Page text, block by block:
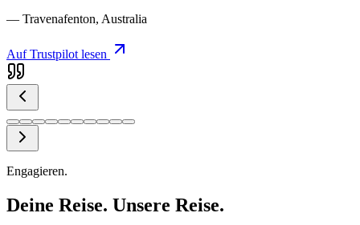
— Travenafenton, Australia
Auf Trustpilot lesen
Engagieren.
Deine Reise. Unsere Reise.